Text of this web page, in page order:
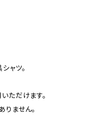
ャツ。
ただけます。
ません。